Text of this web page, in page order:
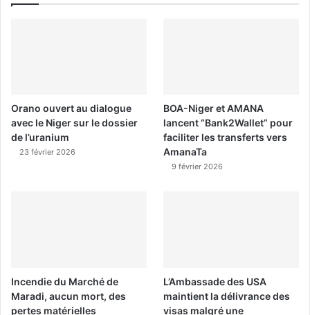
Orano ouvert au dialogue
avec le Niger sur le dossier
de l’uranium
23 février 2026
BOA-Niger et AMANA
lancent “Bank2Wallet” pour
faciliter les transferts vers
AmanaTa
9 février 2026
Incendie du Marché de
Maradi, aucun mort, des
pertes matérielles
L’Ambassade des USA
maintient la délivrance des
visas malgré une